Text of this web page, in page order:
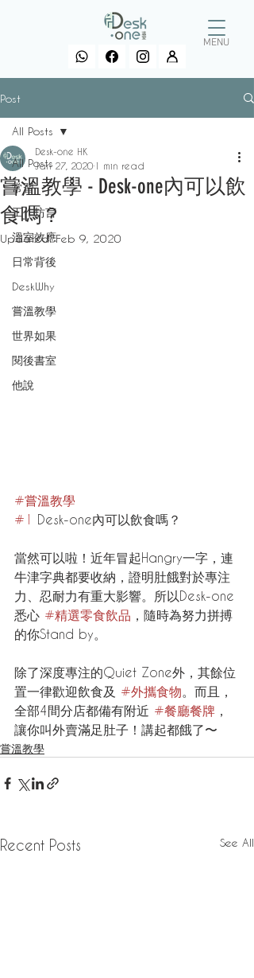
MENU
Post
All Posts
常習
工作坊言
溫室效應
日常背後
DeskWhy
嘗溫教學
世界如果
閱後書室
他說
All Posts
嘗溫教學 - Desk-one內可以飲
食嗎？
Desk-one HK
Jan 27, 2020 1 min read
Updated:Feb 9, 2020
#嘗溫教學
#1 Desk-one內可以飲食嗎？
當然可以啦！近年冒起Hangry一字，連
牛津字典都要收納，證明肚餓對於專注
力、忍耐力有重大影響。所以Desk-one
悉心 #精選零食飲品 ，隨時為努力拼搏
的你Stand by。
除了深度專注的Quiet Zone外，其餘位
置一律歡迎飲食及 #外攜食物 。而且，
全部4間分店都備有附近 #餐廳餐牌
讓你叫外賣滿足肚子！講起都餓了〜
嘗溫教學
Recent Posts See All